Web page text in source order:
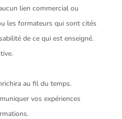
lien commercial ou
les formateurs qui sont cités
de ce qui est enseigné.
au fil du temps.
vos expériences